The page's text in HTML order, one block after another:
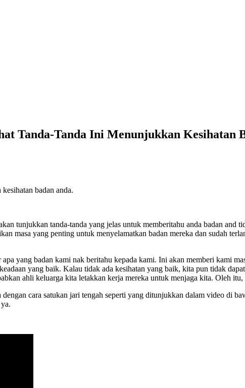
Tanda-Tanda Ini Menunjukkan Kesihatan
badan anda.
tunjukkan tanda-tanda yang jelas untuk memberitahu anda badan and
masa yang penting untuk menyelamatkan badan mereka dan sudah
yang badan kami nak beritahu kepada kami. Ini akan memberi kami
yang baik. Kalau tidak ada kesihatan yang baik, kita pun tidak
ahli keluarga kita letakkan kerja mereka untuk menjaga kita. Oleh
cara satukan jari tengah seperti yang ditunjukkan dalam video di